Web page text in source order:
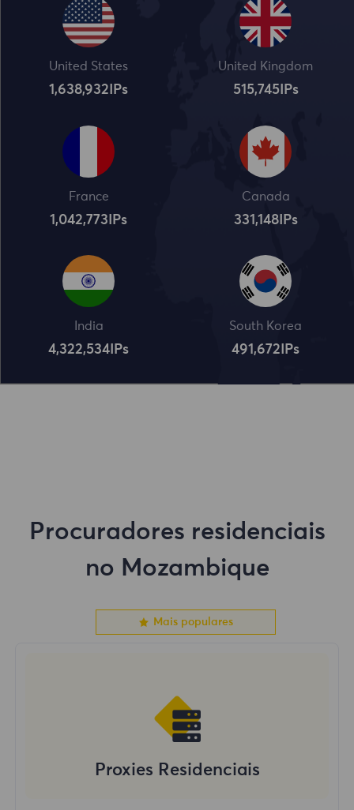
United States
1,638,932 IPs
United Kingdom
515,745IPs
France
1,042,773 IPs
Canada
331,148IPs
India
4,322,534 IPs
South Korea
491,672 IPs
Procuradores residenciais
no Mozambique
Mais populares
Proxies Residenciais